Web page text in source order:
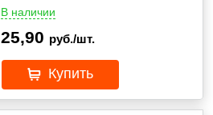
В наличии
25,90 руб./шт.
Купить